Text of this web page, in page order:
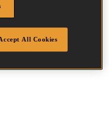
All Cookies